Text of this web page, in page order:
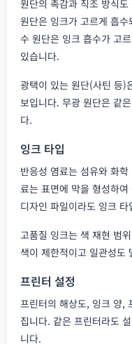
원단의 촉감과 직조 방식
원단은 잉크가 고르게 흡
수 원단은 잉크 흡수가 고
있습니다.
광택이 있는 원단(사틴 등)
보입니다. 무광 원단은 같
다.
잉크 타입
반응성 염료는 섬유와 화
료는 표면에 막을 형성하
디자인 파일이라도 잉크
고품질 잉크는 색 재현 범
색이 제한적이고 일관성도
프린터 설정
프린터의 해상도, 잉크 양,
집니다. 같은 프린터라도
니다.